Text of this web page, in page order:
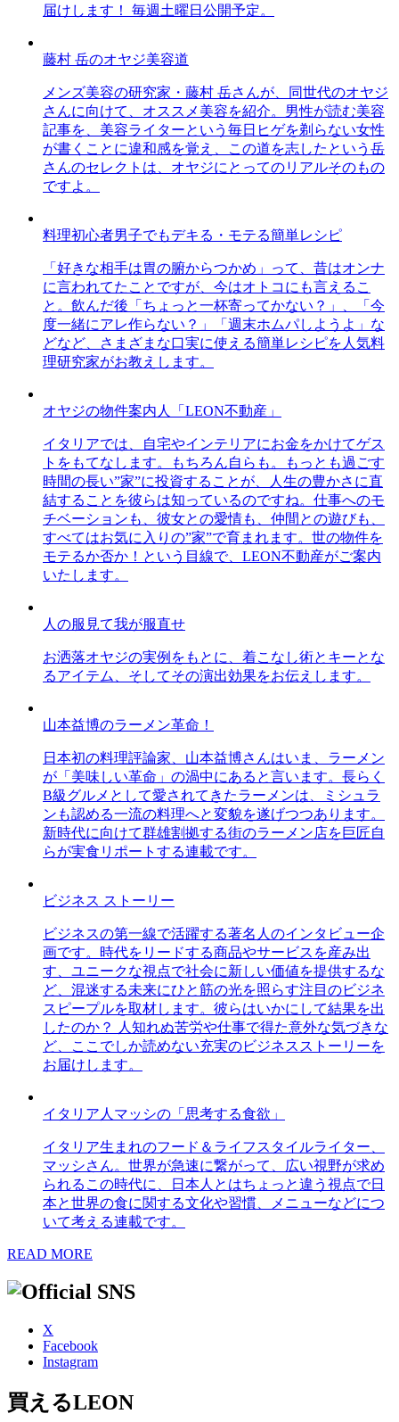
届けします！ 毎週土曜日公開予定。
藤村 岳のオヤジ美容道
メンズ美容の研究家・藤村 岳さんが、同世代のオヤジ
さんに向けて、オススメ美容を紹介。男性が読む美容
記事を、美容ライターという毎日ヒゲを剃らない女性
が書くことに違和感を覚え、この道を志したという岳
さんのセレクトは、オヤジにとってのリアルそのもの
ですよ。
料理初心者男子でもデキる・モテる簡単レシピ
「好きな相手は胃の腑からつかめ」って、昔はオンナ
に言われてたことですが、今はオトコにも言えるこ
と。飲んだ後「ちょっと一杯寄ってかない？」、「今
度一緒にアレ作らない？」「週末ホムパしようよ」な
どなど、さまざまな口実に使える簡単レシピを人気料
理研究家がお教えします。
オヤジの物件案内人「LEON不動産」
イタリアでは、自宅やインテリアにお金をかけてゲス
トをもてなします。もちろん自らも。もっとも過ごす
時間の長い”家”に投資することが、人生の豊かさに直
結することを彼らは知っているのですね。仕事へのモ
チベーションも、彼女との愛情も、仲間との遊びも、
すべてはお気に入りの”家”で育まれます。世の物件を
モテるか否か！という目線で、LEON不動産がご案内
いたします。
人の服見て我が服直せ
お洒落オヤジの実例をもとに、着こなし術とキーとな
るアイテム、そしてその演出効果をお伝えします。
山本益博のラーメン革命！
日本初の料理評論家、山本益博さんはいま、ラーメン
が「美味しい革命」の渦中にあると言います。長らく
B級グルメとして愛されてきたラーメンは、ミシュラ
ンも認める一流の料理へと変貌を遂げつつあります。
新時代に向けて群雄割拠する街のラーメン店を巨匠自
らが実食リポートする連載です。
ビジネス ストーリー
ビジネスの第一線で活躍する著名人のインタビュー企
画です。時代をリードする商品やサービスを産み出
す、ユニークな視点で社会に新しい価値を提供するな
ど、混迷する未来にひと筋の光を照らす注目のビジネ
スピープルを取材します。彼らはいかにして結果を出
したのか？ 人知れぬ苦労や仕事で得た意外な気づきな
ど、ここでしか読めない充実のビジネスストーリーを
お届けします。
イタリア人マッシの「思考する食欲」
イタリア生まれのフード＆ライフスタイルライター、
マッシさん。世界が急速に繋がって、広い視野が求め
られるこの時代に、日本人とはちょっと違う視点で日
本と世界の食に関する文化や習慣、メニューなどにつ
いて考える連載です。
READ MORE
X
Facebook
Instagram
買えるLEON